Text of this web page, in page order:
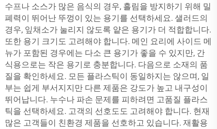
수프나 소스가 많은 음식의 경우, 흘림을 방지하기 위해 밀
폐력이 뛰어난 뚜껑이 있는 용기를 선택하세요. 샐러드의
경우, 잎채소가 눌리지 않도록 얕은 용기가 더 적합합니다.
또한 용기 크기도 고려해야 합니다. 메인 요리에 사이드 메
뉴가 포함된 경우에는 다소 큰 용기가 좋을 수 있지만, 간
식용으로는 작은 용기로 충분합니다. 다음으로 소재의 품
질을 확인하세요. 모든 플라스틱이 동일하지는 않으며, 일
부는 쉽게 부서지지만 다른 제품은 강도가 높고 내구성이
뛰어납니다. 누수나 파손 문제를 피하려면 고품질 플라스
틱을 선택하세요. 고객의 선호도도 고려해야 합니다. 현재
많은 고객들이 친환경 제품을 선호하고 있습니다. 재활용